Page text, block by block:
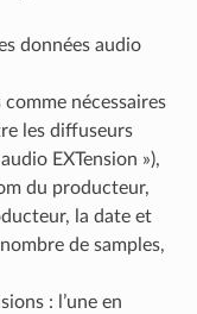
données audio
nécessaires
les diffuseurs
EXTension »),
du producteur,
la date et
de samples,
: l’une en